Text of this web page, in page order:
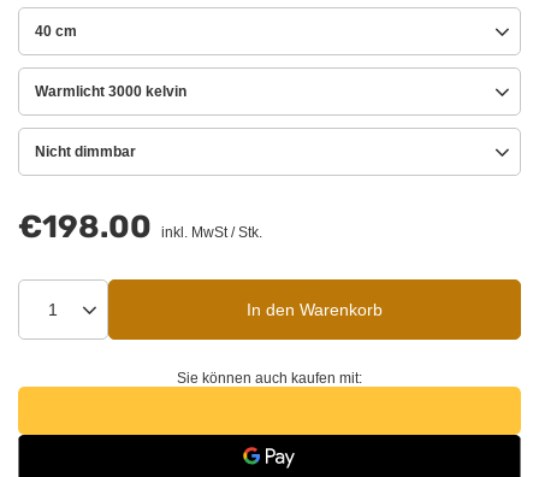
40 cm
Warmlicht 3000 kelvin
Nicht dimmbar
€198.00 inkl. MwSt/Stk.
In den Warenkorb
Sie können auch kaufen mit: